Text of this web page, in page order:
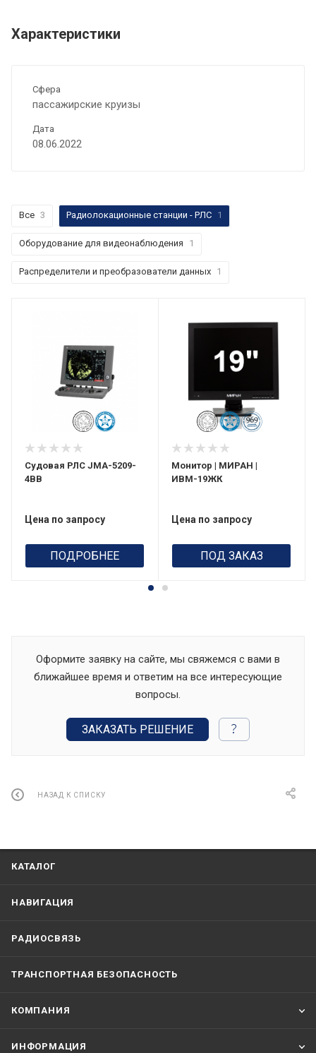
Характеристики
Сфера
пассажирские круизы
Дата
08.06.2022
Все 3 Радиолокационные станции - РЛС 1
Оборудование для видеонаблюдения 1
Распределители и преобразователи данных 1
Судовая РЛС JMA-5209-
4BB
Цена по запросу
ПОДРОБНЕЕ
Монитор | МИРАН |
ИВМ-19ЖК
Цена по запросу
ПОД ЗАКАЗ
Оформите заявку на сайте, мы свяжемся с вами в
ближайшее время и ответим на все интересующие
вопросы.
ЗАКАЗАТЬ РЕШЕНИЕ
НАЗАД К СПИСКУ
КАТАЛОГ
НАВИГАЦИЯ
РАДИОСВЯЗЬ
ТРАНСПОРТНАЯ БЕЗОПАСНОСТЬ
КОМПАНИЯ
ИНФОРМАЦИЯ